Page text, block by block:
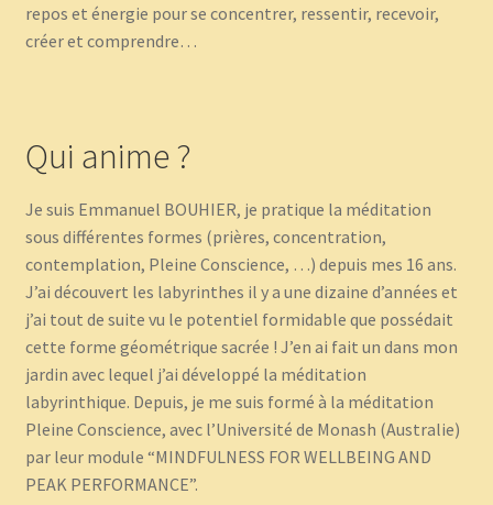
repos et énergie pour se concentrer, ressentir, recevoir,
créer et comprendre…
Qui anime ?
Je suis Emmanuel BOUHIER, je pratique la méditation
sous différentes formes (prières, concentration,
contemplation, Pleine Conscience, …) depuis mes 16 ans.
J’ai découvert les labyrinthes il y a une dizaine d’années et
j’ai tout de suite vu le potentiel formidable que possédait
cette forme géométrique sacrée ! J’en ai fait un dans mon
jardin avec lequel j’ai développé la méditation
labyrinthique. Depuis, je me suis formé à la méditation
Pleine Conscience, avec l’Université de Monash (Australie)
par leur module “MINDFULNESS FOR WELLBEING AND
PEAK PERFORMANCE”.